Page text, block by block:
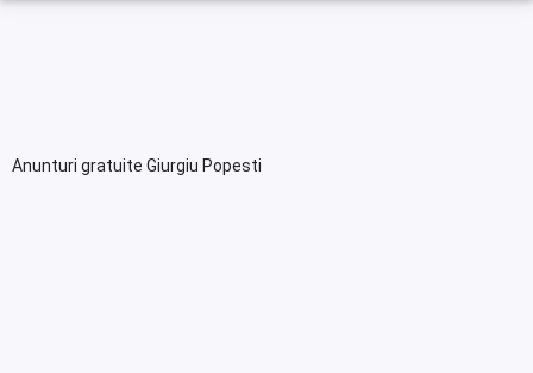
Anunturi gratuite Giurgiu Popesti